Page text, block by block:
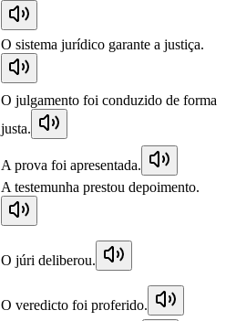
O sistema jurídico garante a justiça.
O julgamento foi conduzido de forma
justa.
A prova foi apresentada.
A testemunha prestou depoimento.
O júri deliberou.
O veredicto foi proferido.